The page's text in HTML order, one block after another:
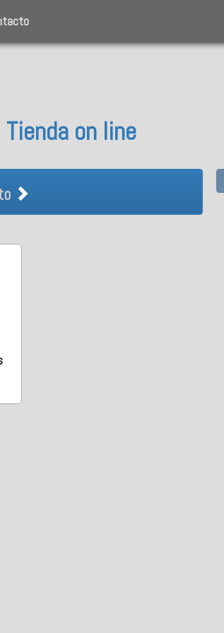
Tienda on line